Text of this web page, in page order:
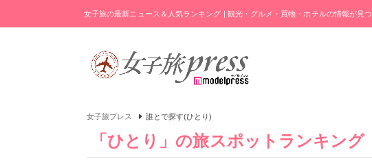
女子旅の最新ニュース＆人気ランキング | 観光・グルメ・買物・ホテルの情報が見つ
女子旅プレス 誰とで探す(ひとり)
「ひとり」の旅スポットランキング